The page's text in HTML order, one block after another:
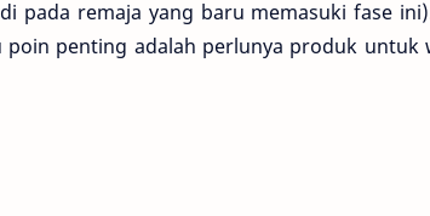
pada remaja yang baru memasuki fase
penting adalah perlunya produk untuk